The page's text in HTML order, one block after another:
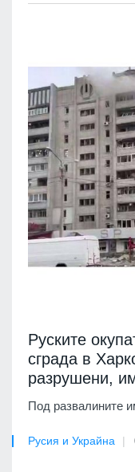
Руските
сграда в
разрушени,
Под развалините
Русия и Украйна